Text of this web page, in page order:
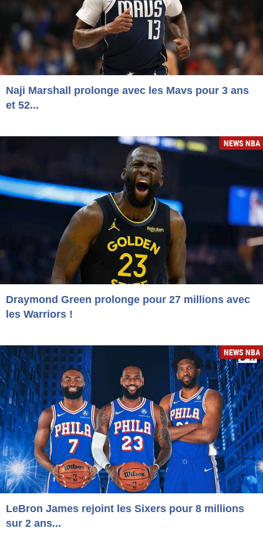
Naji Marshall prolonge avec les Mavs pour 3 ans
et 52...
NEWS NBA
Draymond Green prolonge pour 27 millions avec
les Warriors !
NEWS NBA
LeBron James rejoint les Sixers pour 8 millions
sur 2 ans...